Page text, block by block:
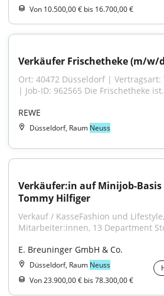
Von 10.500,00 € bis 16.700,00 €
Verkäufer Frischetheke (m/w/
Ort: 40472 Düsseldorf |
| Job-ID: 962565 Die Frischetheke
REWE
Düsseldorf, Raum Neuss
Verkäufer:in auf Minijob-
Tommy Hilfiger
Verkauf / KasseFashion und
Mitarbeiter:innen, 13 Department
E. Breuninger GmbH & Co.
Düsseldorf, Raum Neuss
Von 23.900,00 € bis 78.300,00 €